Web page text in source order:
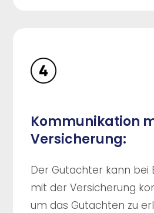
Kommunikation
Versicherung:
Der Gutachter kann bei
mit der Versicherung
um das Gutachten zu